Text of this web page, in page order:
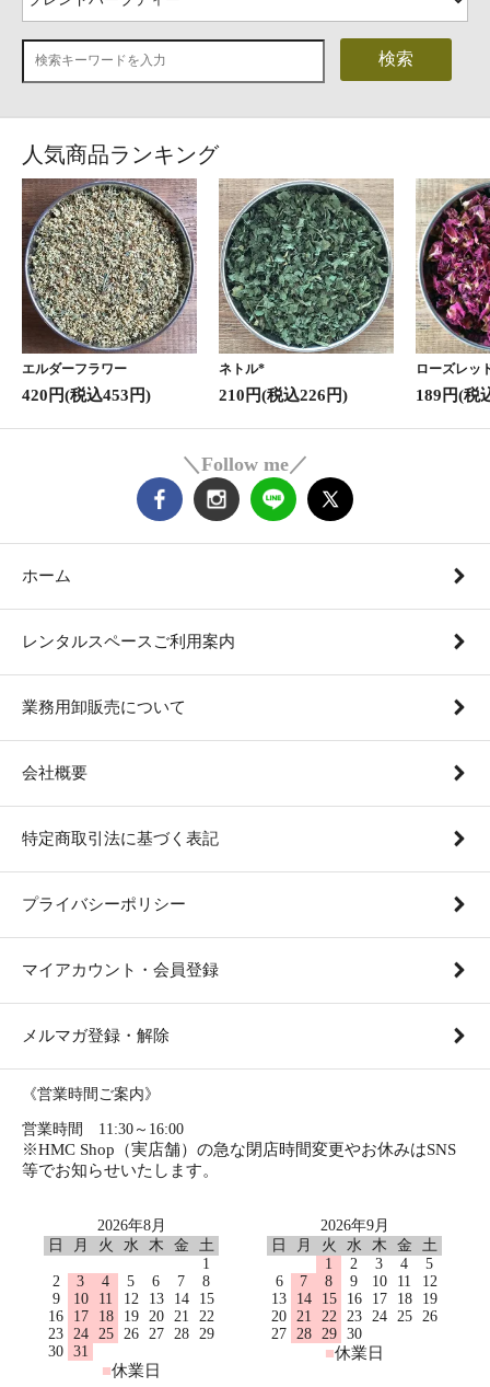
検索
人気商品ランキング
エルダーフラワー
420円(税込453円)
ネトル*
210円(税込226円)
ローズレッ
189円(税
＼Follow me／
ホーム
レンタルスペースご利用案内
業務用卸販売について
会社概要
特定商取引法に基づく表記
プライバシーポリシー
マイアカウント・会員登録
メルマガ登録・解除
《営業時間ご案内》
営業時間 11:30～16:00
※HMC Shop（実店舗）の急な閉店時間変更やお休みはSNS
等でお知らせいたします。
2026年8月
日
月 火 水 木 金
土
1
2
3 4 5 6 7
8
9
10 11 12 13 14
15
16
17 18 19 20 21
22
23
24 25 26 27 28
29
30 31
■休業日
2026年9月
日
月 火 水 木 金
土
1
2 3 4
5
6
7 8 9 10 11
12
13
14 15 16 17 18
19
20
21 22 23 24 25
26
27
28 29 30
■休業日